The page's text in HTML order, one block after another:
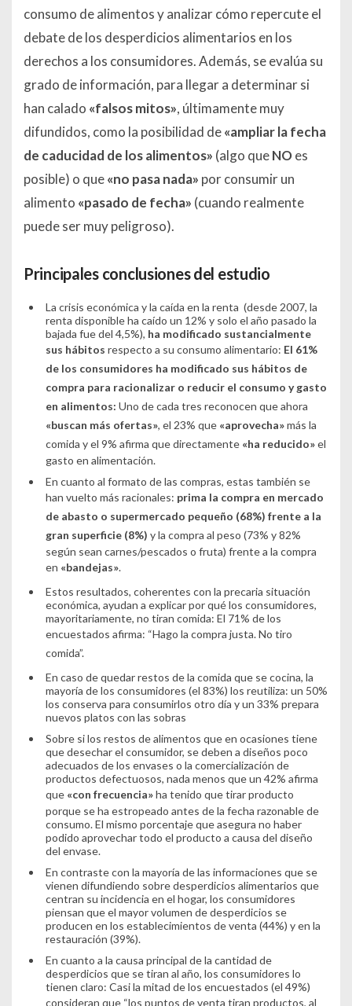
consumo de alimentos y analizar cómo repercute el
debate de los desperdicios alimentarios en los
derechos a los consumidores. Además, se evalúa su
grado de información, para llegar a determinar si
han calado «falsos mitos», últimamente muy
difundidos, como la posibilidad de«ampliar la fecha
de caducidad de los alimentos» (algo queNOes
posible) o que«no pasa nada» por consumir un
alimento «pasado de fecha» (cuando realmente
puede ser muy peligroso).
Principales conclusiones del estudio
La crisis económica y la caída en la renta (desde 2007, la
renta disponible ha caído un 12% y solo el año pasado la
bajada fue del 4,5%), ha modificado sustancialmente
sus hábitos respecto a su consumo alimentario: El 61%
de los consumidores ha modificado sus hábitos de
compra para racionalizar o reducir el consumo y gasto
en alimentos: Uno de cada tres reconocen que ahora
«buscan más ofertas», el 23% que «aprovecha»más la
comida y el 9% afirma que directamente «ha reducido»el
gasto en alimentación.
En cuanto al formato de las compras, estas también se
han vuelto más racionales: prima la compra en mercado
de abasto o supermercado pequeño (68%) frente a la
gran superficie (8%) y la compra al peso (73% y 82%
según sean carnes/pescados o fruta) frente a la compra
en «bandejas».
Estos resultados, coherentes con la precaria situación
económica, ayudan a explicar por qué los consumidores,
mayoritariamente, no tiran comida: El 71% de los
encuestados afirma: “Hago la compra justa. No tiro
comida”.
En caso de quedar restos de la comida que se cocina, la
mayoría de los consumidores (el 83%) los reutiliza: un 50%
los conserva para consumirlos otro día y un 33% prepara
nuevos platos con las sobras
Sobre si los restos de alimentos que en ocasiones tiene
que desechar el consumidor, se deben a diseños poco
adecuados de los envases o la comercialización de
productos defectuosos, nada menos que un 42% afirma
que «con frecuencia»ha tenido que tirar producto
porque se ha estropeado antes de la fecha razonable de
consumo. El mismo porcentaje que asegura no haber
podido aprovechar todo el producto a causa del diseño
del envase.
En contraste con la mayoría de las informaciones que se
vienen difundiendo sobre desperdicios alimentarios que
centran su incidencia en el hogar, los consumidores
piensan que el mayor volumen de desperdicios se
producen en los establecimientos de venta (44%) y en la
restauración (39%).
En cuanto a la causa principal de la cantidad de
desperdicios que se tiran al año, los consumidores lo
tienen claro: Casi la mitad de los encuestados (el 49%)
consideran que “los puntos de venta tiran productos, al